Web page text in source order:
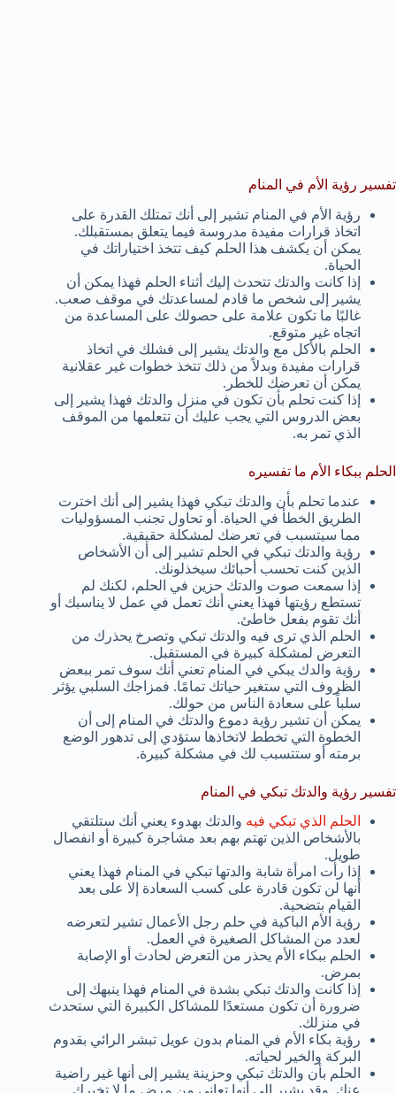
تفسير رؤية الأم في المنام
رؤية الأم في المنام تشير إلى أنك تمتلك القدرة على
اتخاذ قرارات مفيدة مدروسة فيما يتعلق بمستقبلك.
يمكن أن يكشف هذا الحلم كيف تتخذ اختياراتك في
الحياة.
إذا كانت والدتك تتحدث إليك أثناء الحلم فهذا يمكن أن
يشير إلى شخص ما قادم لمساعدتك في موقف صعب.
غالبًا ما تكون علامة على حصولك على المساعدة من
اتجاه غير متوقع.
الحلم بالأكل مع والدتك يشير إلى فشلك في اتخاذ
قرارات مفيدة وبدلاً من ذلك تتخذ خطوات غير عقلانية
يمكن أن تعرضك للخطر.
إذا كنت تحلم بأن تكون في منزل والدتك فهذا يشير إلى
بعض الدروس التي يجب عليك أن تتعلمها من الموقف
الذي تمر به.
الحلم ببكاء الأم ما تفسيره
عندما تحلم بأن والدتك تبكي فهذا يشير إلى أنك اخترت
الطريق الخطأ في الحياة. أو تحاول تجنب المسؤوليات
مما سيتسبب في تعرضك لمشكلة حقيقية.
رؤية والدتك تبكي في الحلم تشير إلى أن الأشخاص
الذين كنت تحسب أحبائك سيخذلونك.
إذا سمعت صوت والدتك حزين في الحلم، لكنك لم
تستطع رؤيتها فهذا يعني أنك تعمل في عمل لا يناسبك أو
أنك تقوم بفعل خاطئ.
الحلم الذي ترى فيه والدتك تبكي وتصرخ يحذرك من
التعرض لمشكلة كبيرة في المستقبل.
رؤية والدك يبكي في المنام تعني أنك سوف تمر ببعض
الظروف التي ستغير حياتك تمامًا. فمزاجك السلبي يؤثر
سلباً على سعادة الناس من حولك.
يمكن أن تشير رؤية دموع والدتك في المنام إلى أن
الخطوة التي تخطط لاتخاذها ستؤدي إلى تدهور الوضع
برمته أو ستتسبب لك في مشكلة كبيرة.
تفسير رؤية والدتك تبكي في المنام
الحلم الذي تبكي فيه والدتك بهدوء يعني أنك ستلتقي
بالأشخاص الذين تهتم بهم بعد مشاجرة كبيرة أو انفصال
طويل.
إذا رأت امرأة شابة والدتها تبكي في المنام فهذا يعني
أنها لن تكون قادرة على كسب السعادة إلا على بعد
القيام بتضحية.
رؤية الأم الباكية في حلم رجل الأعمال تشير لتعرضه
لعدد من المشاكل الصغيرة في العمل.
الحلم ببكاء الأم يحذر من التعرض لحادث أو الإصابة
بمرض.
إذا كانت والدتك تبكي بشدة في المنام فهذا ينبهك إلى
ضرورة أن تكون مستعدًا للمشاكل الكبيرة التي ستحدث
في منزلك.
رؤية بكاء الأم في المنام بدون عويل تبشر الرائي بقدوم
البركة والخير لحياته.
الحلم بأن والدتك تبكي وحزينة يشير إلى أنها غير راضية